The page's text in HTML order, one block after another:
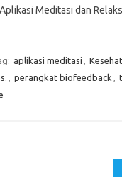
Meditasi dan
aplikasi meditasi ,
, perangkat biofeedback ,